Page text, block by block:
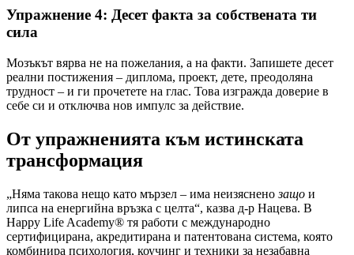
Упражнение 4: Десет факта за собствената ти
сила
Мозъкът вярва не на пожелания, а на факти. Запишете десет
реални постижения – диплома, проект, дете, преодоляна
трудност – и ги прочетете на глас. Това изгражда доверие в
себе си и отключва нов импулс за действие.
От упражненията към истинската
трансформация
„Няма такова нещо като мързел – има неизясненозащо и
липса на енергийна връзка с целта“, казва д-р Нацева. В
Happy Life Academy® тя работи с международно
сертифицирана, акредитирана и патентована система, която
комбинира психология, коучинг и техники за незабавна